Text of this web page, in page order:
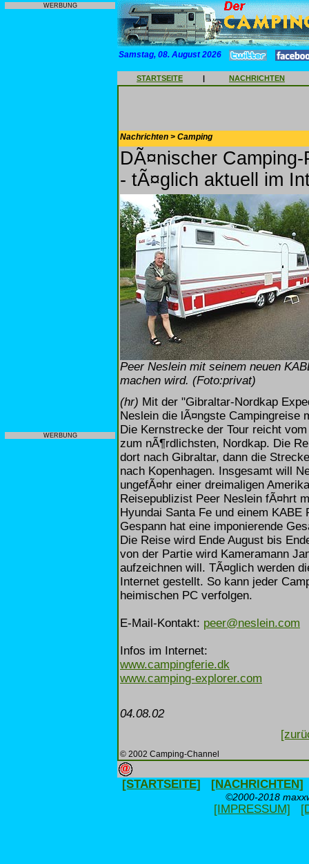
WERBUNG
WERBUNG
Samstag, 08. August 2026
STARTSEITE | NACHRICHTEN
Nachrichten > Camping
DÃ¤nischer
- tÃ¤glich aktuell im
Peer Neslein mit seinem neuen
machen wird. (Foto:privat)
(hr) Mit der "Gibraltar-Nordkap
Neslein die lÃ¤ngste Campingreise
Die Kernstrecke der Tour reicht
zum nÃ¶rdlichsten, Nordkap. Die
dort nach Gibraltar, dann die
nach Kopenhagen. Insgesamt will
ungefÃ¤hr einer dreimaligen
Reisepublizist Peer Neslein fÃ¤hrt
Hyundai Santa Fe und einem
Gespann hat eine imponierende
Die Reise wird Ende August bis
von der Partie wird Kameramann
aufzeichnen will. TÃ¤glich werden
Internet gestellt. So kann jeder
heimischen PC verfolgen.
E-Mail-Kontakt: peer@neslein.com
Infos im Internet:
www.campingferie.dk
www.camping-explorer.com
04.08.02
© 2002 Camping-Channel
[STARTSEITE] [NACHRICHTEN]
©2000-2018
[IMPRESSUM]